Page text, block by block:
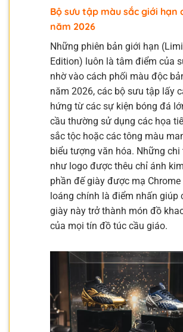
Bộ sưu tập màu sắc giới hạn
năm 2026
Những phiên bản giới hạn
Edition) luôn là tâm điểm của
nhờ vào cách phối màu độc
năm 2026, các bộ sưu tập lấy
hứng từ các sự kiện bóng đá
cầu thường sử dụng các họa
sắc tộc hoặc các tông màu
biểu tượng văn hóa. Những chi
như logo được thêu chỉ ánh
phần đế giày được mạ Chrome
loáng chính là điểm nhấn giúp
giày này trở thành món đồ
của mọi tín đồ túc cầu giáo.